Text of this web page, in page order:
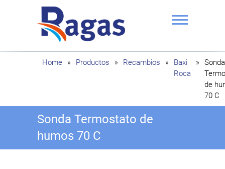
Ragas
Home » Productos » Recambios »
Baxi
Roca
»
Sonda
de
70 C
Sonda Termostato de
humos 70 C